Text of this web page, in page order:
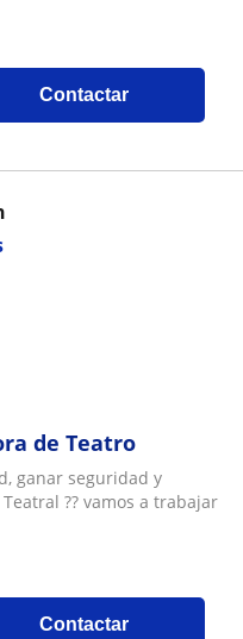
Contactar
de Teatro
ganar seguridad y
?? vamos a trabajar
Contactar